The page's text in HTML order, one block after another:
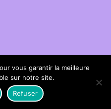
vous garantir la meilleure
sur notre site.
Refuser